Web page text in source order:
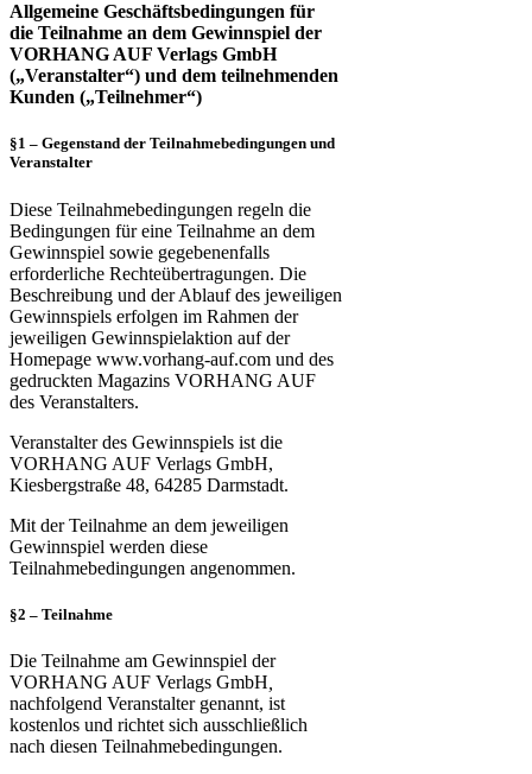
Allgemeine Geschäftsbedingungen für
die Teilnahme an dem Gewinnspiel der
VORHANG AUF Verlags GmbH
(„Veranstalter“) und dem teilnehmenden
Kunden („Teilnehmer“)
§1 – Gegenstand der Teilnahmebedingungen und
Veranstalter
Diese Teilnahmebedingungen regeln die
Bedingungen für eine Teilnahme an dem
Gewinnspiel sowie gegebenenfalls
erforderliche Rechteübertragungen. Die
Beschreibung und der Ablauf des jeweiligen
Gewinnspiels erfolgen im Rahmen der
jeweiligen Gewinnspielaktion auf der
Homepage www.vorhang-auf.com und des
gedruckten Magazins VORHANG AUF
des Veranstalters.
Veranstalter des Gewinnspiels ist die
VORHANG AUF Verlags GmbH,
Kiesbergstraße 48, 64285 Darmstadt.
Mit der Teilnahme an dem jeweiligen
Gewinnspiel werden diese
Teilnahmebedingungen angenommen.
§2 – Teilnahme
Die Teilnahme am Gewinnspiel der
VORHANG AUF Verlags GmbH
nachfolgend Veranstalter genannt, ist
kostenlos und richtet sich ausschließlich
nach diesen Teilnahmebedingungen.